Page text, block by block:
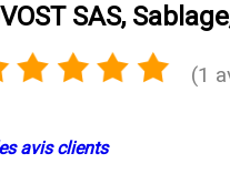
SAS,
(1
avis clients